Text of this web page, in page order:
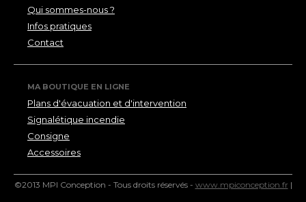
Qui sommes-nous ?
Infos pratiques
Contact
MA BOUTIQUE EN LIGNE
Plans d'évacuation et d'intervention
Signalétique incendie
Consigne
Accessoires
©2013 MPI Conception - Tous droits réservés - www.mpiconception.fr |